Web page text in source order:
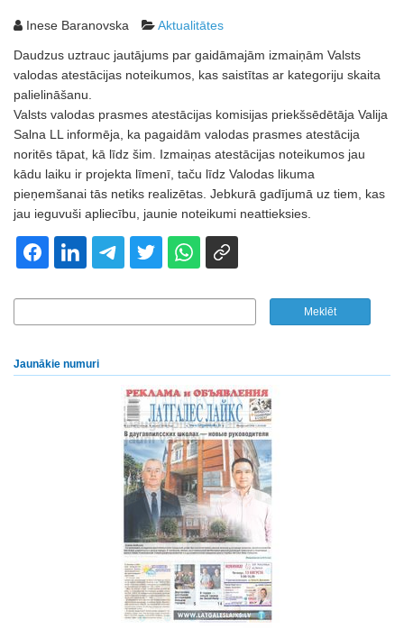
Inese Baranovska Aktualitātes
Daudzus uztrauc jautājums par gaidāmajām izmaiņām Valsts
valodas atestācijas noteikumos, kas saistītas ar kategoriju skaita
palielināšanu.
Valsts valodas prasmes atestācijas komisijas priekšsēdētāja Valija
Salna LL informēja, ka pagaidām valodas prasmes atestācija
noritēs tāpat, kā līdz šim. Izmaiņas atestācijas noteikumos jau
kādu laiku ir projekta līmenī, taču līdz Valodas likuma
pieņemšanai tās netiks realizētas. Jebkurā gadījumā uz tiem, kas
jau ieguvuši apliecību, jaunie noteikumi neattieksies.
Jaunākie numuri